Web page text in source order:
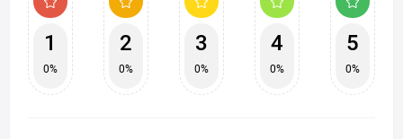
1
0%
2
0%
3
0%
4
0%
5
0%